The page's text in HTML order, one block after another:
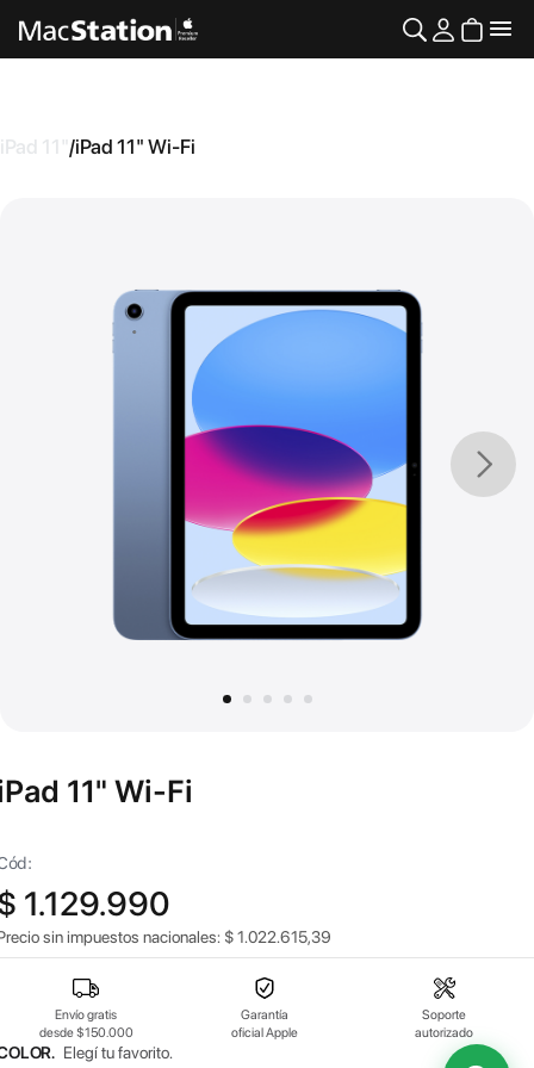
iPad 11" /iPad 11" Wi-Fi
11" Wi-Fi
1.129.990
sin impuestos nacionales: $1.022.615,39
Envío gratis
desde $150.000
Garantía
oficial Apple
Soporte
autorizado
Elegí tu favorito.